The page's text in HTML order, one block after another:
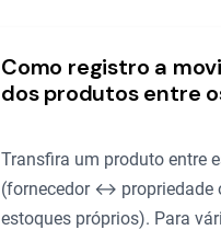
Como registro a
dos produtos entre
Transfira um produto entre
(fornecedor ↔ propriedade
estoques próprios). Para